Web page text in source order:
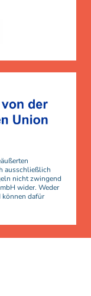
ausschließlich
nicht zwingend
wider. Weder
können dafür